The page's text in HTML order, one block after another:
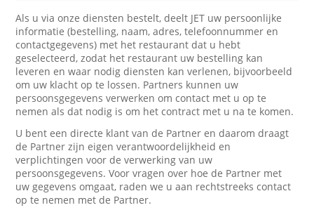
Als u via onze diensten bestelt, deelt JET uw persoonlijke
informatie (bestelling, naam, adres, telefoonnummer en
contactgegevens) met het restaurant dat u hebt
geselecteerd, zodat het restaurant uw bestelling kan
leveren en waar nodig diensten kan verlenen, bijvoorbeeld
om uw klacht op te lossen. Partners kunnen uw
persoonsgegevens verwerken om contact met u op te
nemen als dat nodig is om het contract met u na te komen.
U bent een directe klant van de Partner en daarom draagt
de Partner zijn eigen verantwoordelijkheid en
verplichtingen voor de verwerking van uw
persoonsgegevens. Voor vragen over hoe de Partner met
uw gegevens omgaat, raden we u aan rechtstreeks contact
op te nemen met de Partner.